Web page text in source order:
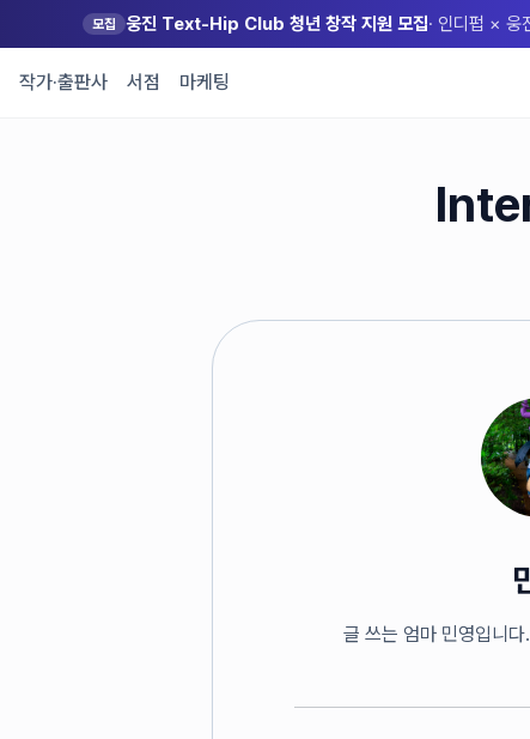
모집 웅진 Text-Hip Club 청년 창작 지원 모집· 인디펍 × 웅
작가·출판사 서점 마케팅
글 쓰는 엄마 민영입니